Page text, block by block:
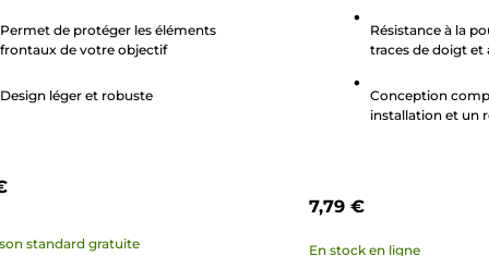
Permet de protéger les éléments
frontaux de votre objectif
Design léger et robuste
standard gratuite
Résistance à la
traces de doigt
Conception
installation et un
7,79 €
En stock en ligne